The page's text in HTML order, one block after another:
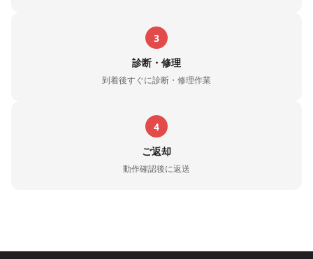
3
診断・修理
到着後すぐに診断・修理作業
4
ご返却
動作確認後に返送